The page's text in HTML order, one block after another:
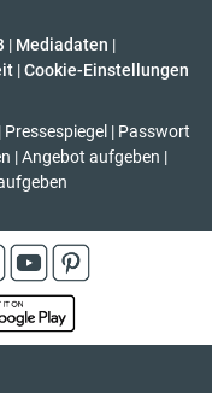
| Mediadaten |
| Cookie-Einstellungen
| Pressespiegel | Passwort
| Angebot aufgeben |